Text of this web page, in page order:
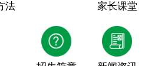
法 家长课堂